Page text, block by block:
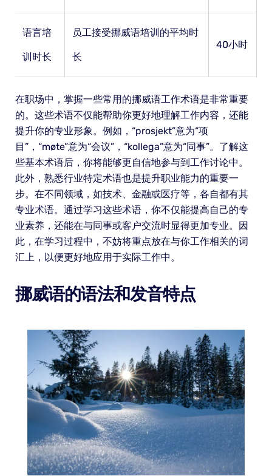
语言培
训时长
员工接受挪威语培训的平均时
长
40小时
在职场中，掌握一些常用的挪威语工作术语是非常重要
的。这些术语不仅能帮助你更好地理解工作内容，还能
提升你的专业形象。例如，“prosjekt”意为“项
目”，“møte”意为“会议”，“kollega”意为“同事”。了解这
些基本术语后，你将能够更自信地参与到工作讨论中。
此外，熟悉行业特定术语也是提升职业能力的重要一
步。在不同领域，如技术、金融或医疗等，各自都有其
专业术语。通过学习这些术语，你不仅能提高自己的专
业素养，还能在与同事或客户交流时显得更加专业。因
此，在学习过程中，不妨将重点放在与你工作相关的词
汇上，以便更好地应用于实际工作中。
挪威语的语法和发音特点